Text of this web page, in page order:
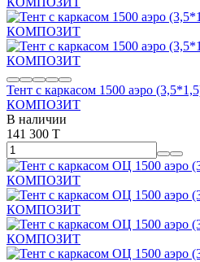
Тент с каркасом 1500 аэро
КОМПОЗИТ
В наличии
141 300 T